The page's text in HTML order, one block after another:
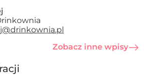
Zobacz inne wpisy